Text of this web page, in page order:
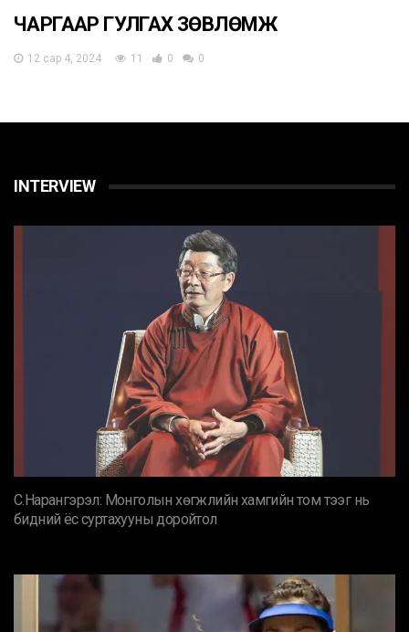
ЧАРГААР ГУЛГАХ ЗӨВЛӨМЖ
12 сар 4, 2024 11 0 0
INTERVIEW
С.Нарангэрэл: Монголын хөгжлийн хамгийн том тээг нь
бидний ёс суртахууны доройтол